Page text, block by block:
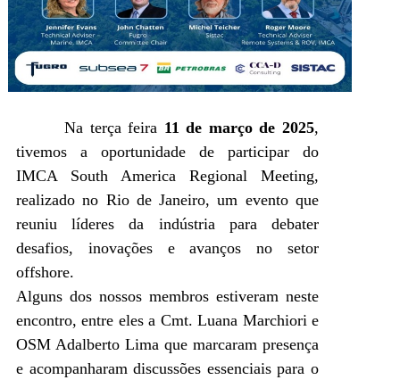
Na terça feira 11 de março de 2025,
tivemos a oportunidade de participar do
IMCA South America Regional Meeting,
realizado no Rio de Janeiro, um evento que
reuniu líderes da indústria para debater
desafios, inovações e avanços no setor
offshore.
Alguns dos nossos membros estiveram neste
encontro, entre eles a Cmt. Luana Marchiori e
OSM Adalberto Lima que marcaram presença
e acompanharam discussões essenciais para o